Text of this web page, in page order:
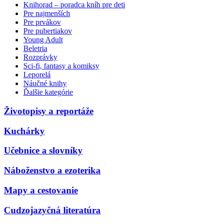
Knihorad – poradca kníh pre deti
Pre najmenších
Pre prvákov
Pre pubertiakov
Young Adult
Beletria
Rozprávky
Sci-fi, fantasy a komiksy
Leporelá
Náučné knihy
Ďalšie kategórie
Životopisy a reportáže
Kuchárky
Učebnice a slovníky
Náboženstvo a ezoterika
Mapy a cestovanie
Cudzojazyčná literatúra